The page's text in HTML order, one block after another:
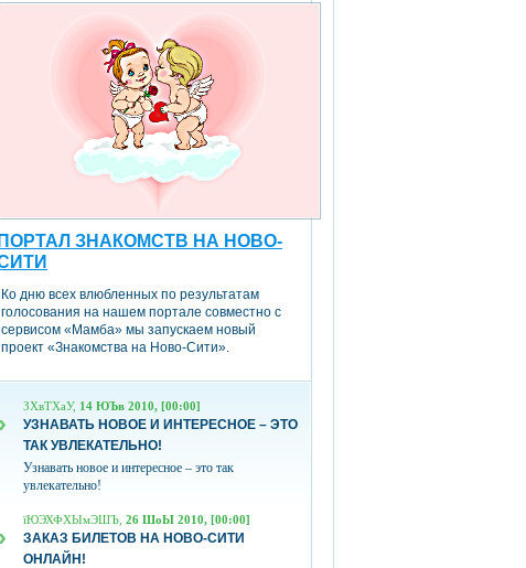
ПОРТАЛ ЗНАКОМСТВ НА НОВО-
Ко дню всех влюбленных по результатам
голосования на нашем портале совместно с
сервисом «Мамба» мы запускаем новый
проект «Знакомства на Ново-Сити».
ЗХвТХаУ, 14 ЮЪв 2010, [00:00]
УЗНАВАТЬ НОВОЕ И ИНТЕРЕСНОЕ – ЭТО
ТАК УВЛЕКАТЕЛЬНО!
Узнавать новое и интересное – это так
увлекательно!
їЮЭХФХЫмЭШЪ, 26 ШоЫ 2010, [00:00]
ЗАКАЗ БИЛЕТОВ НА НОВО-СИТИ
ОНЛАЙН!